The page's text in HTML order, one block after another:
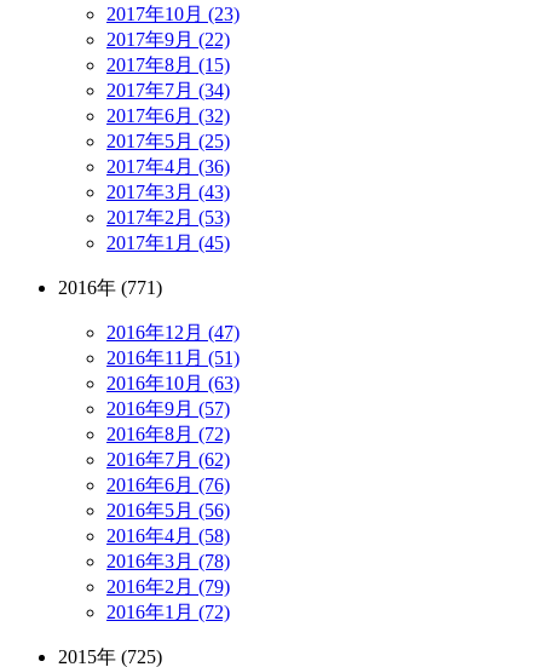
2017年10月 (23)
2017年9月 (22)
2017年8月 (15)
2017年7月 (34)
2017年6月 (32)
2017年5月 (25)
2017年4月 (36)
2017年3月 (43)
2017年2月 (53)
2017年1月 (45)
2016年 (771)
2016年12月 (47)
2016年11月 (51)
2016年10月 (63)
2016年9月 (57)
2016年8月 (72)
2016年7月 (62)
2016年6月 (76)
2016年5月 (56)
2016年4月 (58)
2016年3月 (78)
2016年2月 (79)
2016年1月 (72)
2015年 (725)